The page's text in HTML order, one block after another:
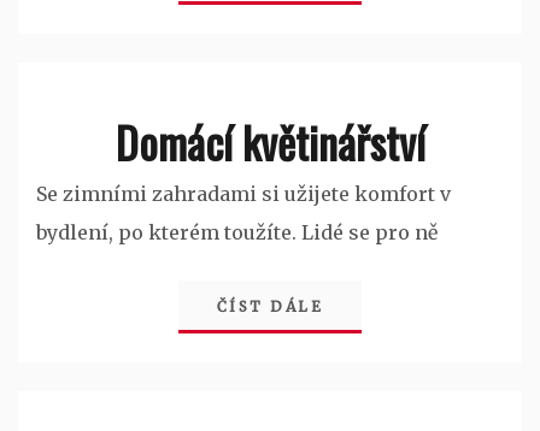
Domácí květinářství
Se zimními zahradami si užijete komfort v
bydlení, po kterém toužíte. Lidé se pro ně
ČÍST DÁLE